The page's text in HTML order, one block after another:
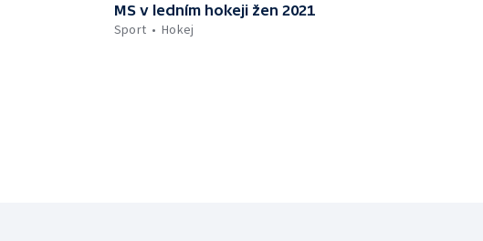
MS v ledním hokeji žen 2021
Sport
Hokej